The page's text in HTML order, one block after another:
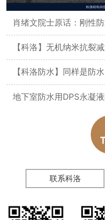
肖绪文院士原话：刚性
【科洛】无机纳米抗裂
【科洛防水】同样是防水
地下室防水用DPS永凝液防
联系科洛